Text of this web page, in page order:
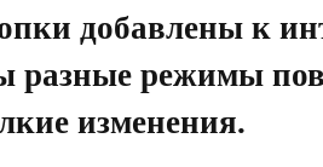
добавлены к
разные режимы
изменения.